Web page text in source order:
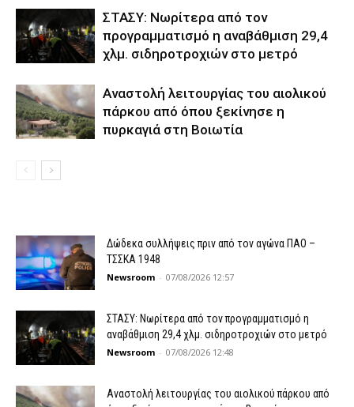
ΣΤΑΣΥ: Νωρίτερα από τον
προγραμματισμό η αναβάθμιση 29,4
χλμ. σιδηροτροχιών στο μετρό
Αναστολή λειτουργίας του αιολικού
πάρκου από όπου ξεκίνησε η
πυρκαγιά στη Βοιωτία
Δώδεκα συλλήψεις πριν από τον αγώνα ΠΑΟ –
ΤΣΣΚΑ 1948
Newsroom - 07/08/2026 12:57
ΣΤΑΣΥ: Νωρίτερα από τον προγραμματισμό η
αναβάθμιση 29,4 χλμ. σιδηροτροχιών στο μετρό
Newsroom - 07/08/2026 12:48
Αναστολή λειτουργίας του αιολικού πάρκου από